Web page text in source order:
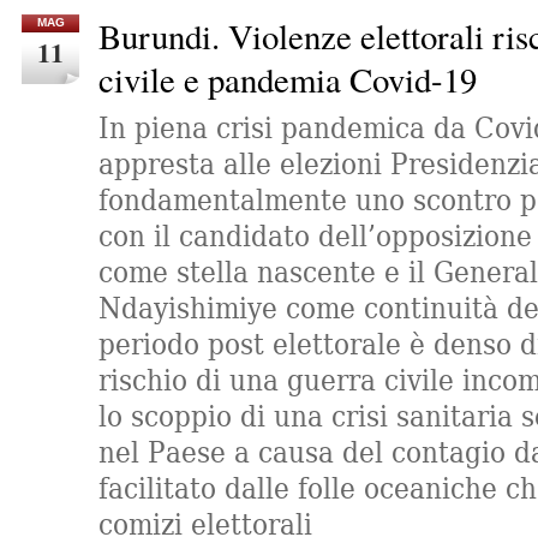
MAG
11
Burundi. Violenze elettorali
civile e pandemia Covid-19
In piena crisi pandemica da
appresta alle elezioni
fondamentalmente uno scontro
con il candidato
come stella nascente e il
Ndayishimiye come continuità
periodo post elettorale è denso
rischio di una guerra civile
lo scoppio di una crisi sanitaria
nel Paese a causa del contagio
facilitato dalle folle oceaniche
comizi elettorali